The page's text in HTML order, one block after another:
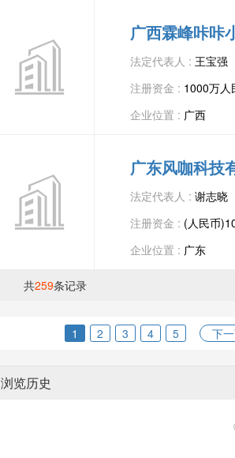
广西霖峰咔咔
法定代表人 : 王宝强
注册资金 : 1000万人
企业位置 : 广西
广东风咖科技
法定代表人 : 谢志晓
注册资金 : (人民币
企业位置 : 广东
共259条记录
1 2 3 4 5 下
浏览历史